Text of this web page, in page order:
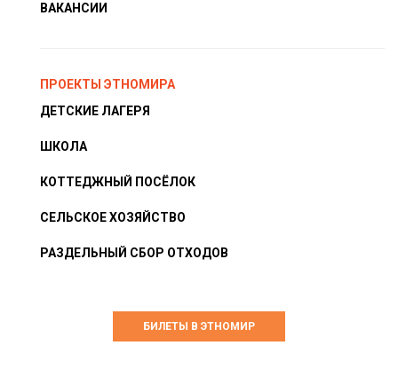
ВАКАНСИИ
ПРОЕКТЫ ЭТНОМИРА
ДЕТСКИЕ ЛАГЕРЯ
ШКОЛА
КОТТЕДЖНЫЙ ПОСЁЛОК
СЕЛЬСКОЕ ХОЗЯЙСТВО
РАЗДЕЛЬНЫЙ СБОР ОТХОДОВ
БИЛЕТЫ В ЭТНОМИР